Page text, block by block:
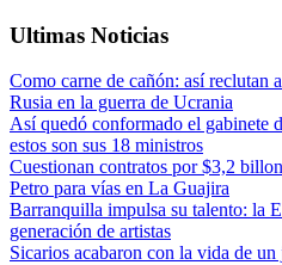
Ultimas Noticias
Como carne de cañón: así reclutan
Rusia en la guerra de Ucrania
Así quedó conformado el gabinete
estos son sus 18 ministros
Cuestionan contratos por $3,2
Petro para vías en La Guajira
Barranquilla impulsa su talento: la
generación de artistas
Sicarios acabaron con la vida de